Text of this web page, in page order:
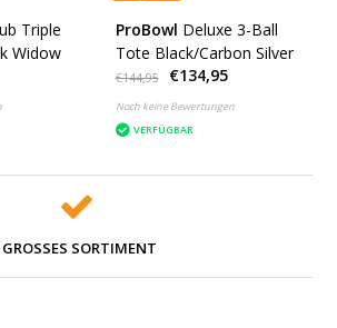
Triple
Widow
ProBowl Deluxe 3-Ball
Tote Black/Carbon Silver
€144,95 €134,95
Noch keine Bewertungen
VERFÜGBAR
GROSSES SORTIMENT